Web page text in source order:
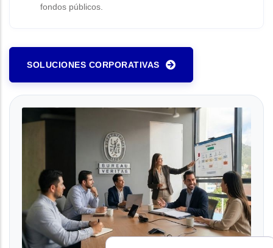
fondos públicos.
SOLUCIONES CORPORATIVAS